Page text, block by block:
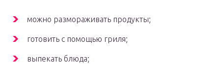
можно размораживать продукты;
готовить с помощью гриля;
выпекать блюда;